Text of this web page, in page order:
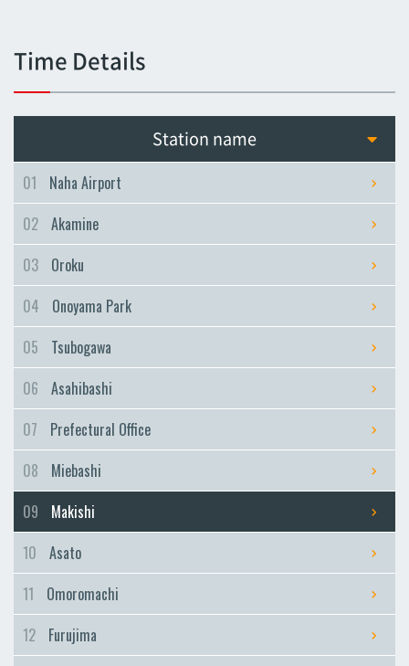
Asato
Naha City Hospital
Ishimine
Asahibashi
Prefectural Office
Miebashi
Omoromachi
Gibo
Time Details
Station name
01
Naha Airport
02 Akamine
03
Oroku
04
Onoyama Park
05
Tsubogawa
06
Asahibashi
07
Prefectural Office
08
Miebashi
09
Makishi
10
Asato
11
Omoromachi
12
Furujima